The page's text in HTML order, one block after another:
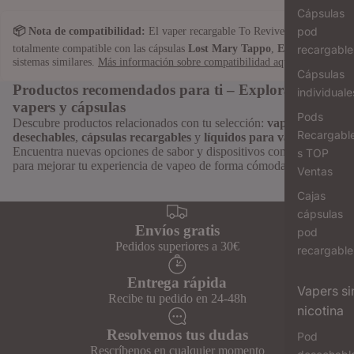
Cápsulas
pod
recargable
Cápsulas
Pods
s TOP
Ventas
Cajas
cápsulas
pod
recargable
Vapers
nicotina
Pod
📦 Nota de compatibilidad: El vaper recargable To Revive es
totalmente compatible con las cápsulas Lost Mary Tappo Elf Bary
sistemas similares. Más información sobre compatibilidad aquí
Productos recomendados para ti – Explora más
vapers y cápsulas
Descubre productos relacionados con tu selección: vapers
desechables, cápsulas recargables y líquidos para vapeo.
Encuentra nuevas opciones de sabor y dispositivos compatibles
para mejorar tu experiencia de vapeo de forma cómoda y segura.
Envíos gratis
Pedidos superiores a 30€
Entrega rápida
Recibe tu pedido en 24-48h
Resolvemos tus dudas
Rescríbenos en cualquier momento